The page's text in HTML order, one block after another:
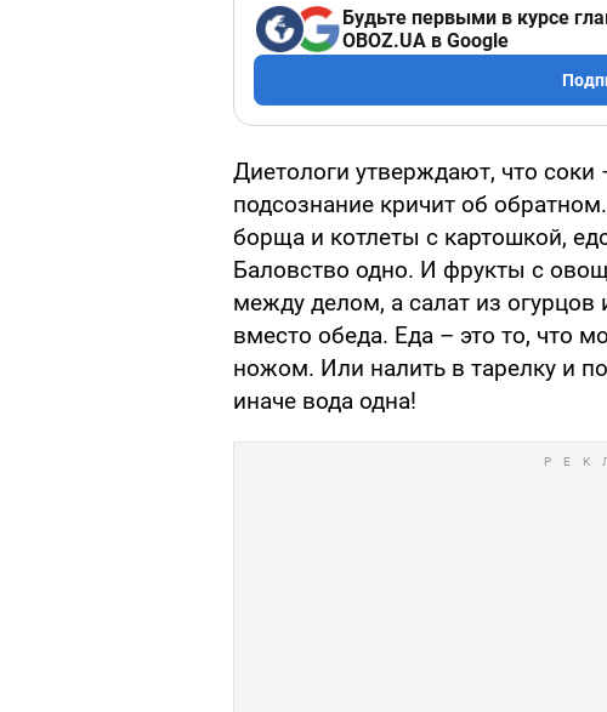
Будьте первыми в курсе
OBOZ.UA в Google
Диетологи утверждают, что соки
подсознание кричит об
борща и котлеты с картошкой,
Баловство одно. И фрукты с
между делом, а салат из
вместо обеда. Еда – это то, что
ножом. Или налить в тарелку и
иначе вода одна!